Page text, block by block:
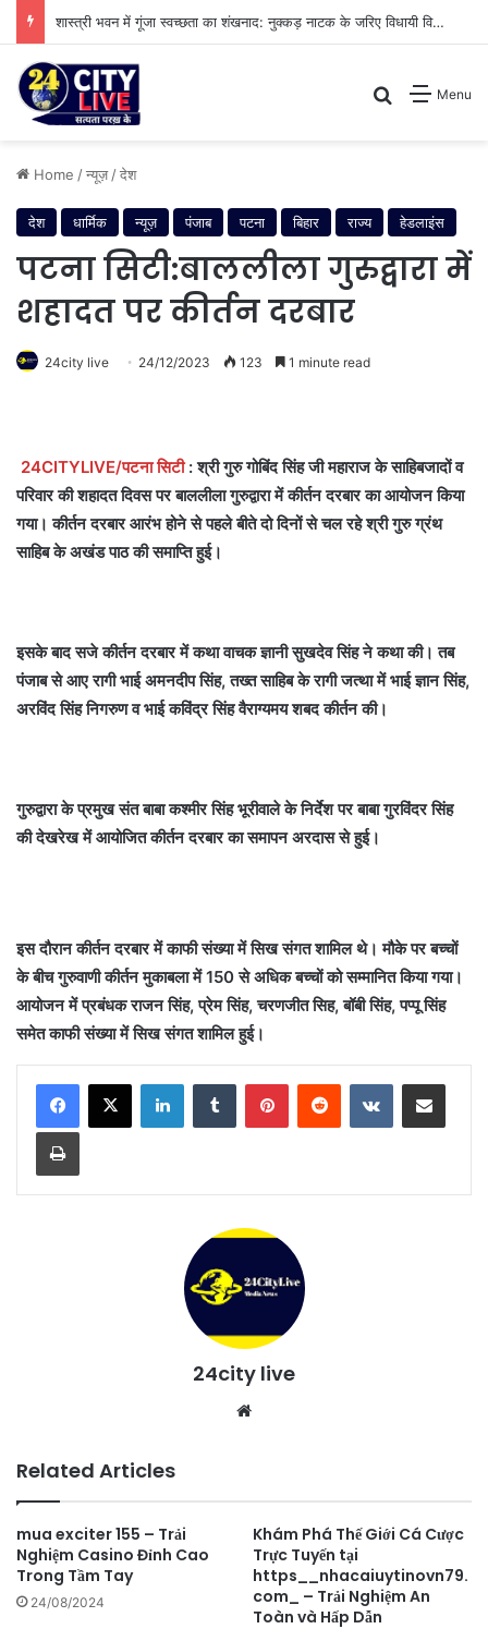
शास्त्री भवन में गूंजा स्वच्छता का शंखनाद: नुक्कड़ नाटक के जरिए विधायी विभाग ने पेश की मिसाल
Menu
Search for
Home /न्यूज़ /देश
देश धार्मिक न्यूज़ पंजाब पटना बिहार राज्य हेडलाइंस
पटना सिटी:बाललीला गुरुद्वारा में
शहादत पर कीर्तन दरबार
24city live 24/12/2023 123 1 minute read
24CITYLIVE/पटना सिटी : श्री गुरु गोबिंद सिंह जी महाराज के साहिबजादों व
परिवार की शहादत दिवस पर बाललीला गुरुद्वारा में कीर्तन दरबार का आयोजन किया
गया। कीर्तन दरबार आरंभ होने से पहले बीते दो दिनों से चल रहे श्री गुरु ग्रंथ
साहिब के अखंड पाठ की समाप्ति हुई।
इसके बाद सजे कीर्तन दरबार में कथा वाचक ज्ञानी सुखदेव सिंह ने कथा की। तब
पंजाब से आए रागी भाई अमनदीप सिंह, तख्त साहिब के रागी जत्था में भाई ज्ञान सिंह,
अरविंद सिंह निगरुण व भाई कविंद्र सिंह वैराग्यमय शबद कीर्तन की।
गुरुद्वारा के प्रमुख संत बाबा कश्मीर सिंह भूरीवाले के निर्देश पर बाबा गुरविंदर सिंह
की देखरेख में आयोजित कीर्तन दरबार का समापन अरदास से हुई।
इस दौरान कीर्तन दरबार में काफी संख्या में सिख संगत शामिल थे। मौके पर बच्चों
के बीच गुरुवाणी कीर्तन मुकाबला में 150 से अधिक बच्चों को सम्मानित किया गया।
आयोजन में प्रबंधक राजन सिंह, प्रेम सिंह, चरणजीत सिह, बॉबी सिंह, पप्पू सिंह
समेत काफी संख्या में सिख संगत शामिल हुई।
LinkedInTumblr PinterestReddit VKontakteShare via Email
Print
24city live
Related Articles
mua exciter 155 – Trải
Nghiệm Casino Đỉnh Cao
Trong Tầm Tay
24/08/2024
Khám Phá Thế Giới Cá Cược
Trực Tuyến tại
https__nhacaiuytinovn79.
com_ – Trải Nghiệm An
Toàn và Hấp Dẫn